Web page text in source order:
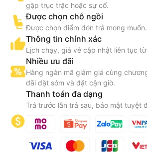
gặp trục trặc hoặc sự cố.
Được chọn chỗ ngồi
Được chọn điểm đón trả mong muốn.
Thông tin chính xác
Lịch chạy, giá vé cập nhật liên tục
Nhiều ưu đãi
Hàng ngàn mã giảm giá cùng
đãi đặt sớm và đặt cận giờ.
Thanh toán đa dạng
Trả trước lẫn trả sau, bảo mật tuyệt